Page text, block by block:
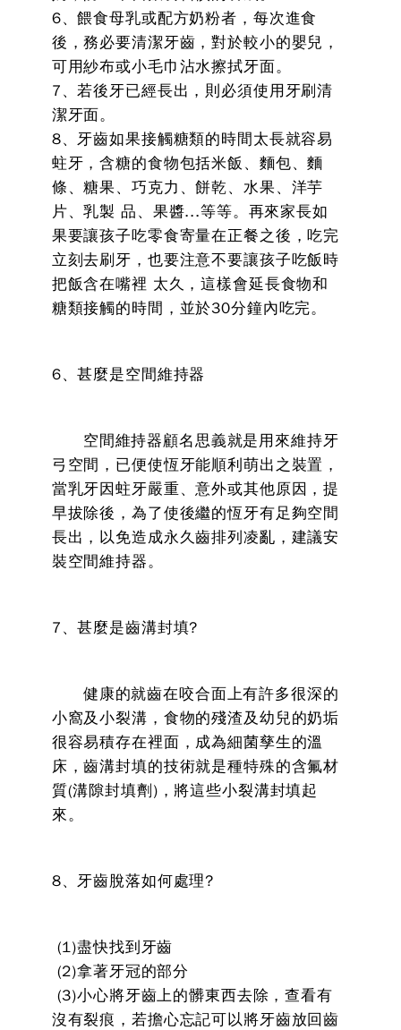
6、餵食母乳或配方奶粉者，每次進食
後，務必要清潔牙齒，對於較小的嬰兒，
可用紗布或小毛巾沾水擦拭牙面。
7、若後牙已經長出，則必須使用牙刷清
潔牙面。
8、牙齒如果接觸糖類的時間太長就容易
蛀牙，含糖的食物包括米飯、麵包、麵
條、糖果、巧克力、餅乾、水果、洋芋
片、乳製 品、果醬...等等。再來家長如
果要讓孩子吃零食寄量在正餐之後，吃完
立刻去刷牙，也要注意不要讓孩子吃飯時
把飯含在嘴裡 太久，這樣會延長食物和
糖類接觸的時間，並於30分鐘內吃完。
6、甚麼是空間維持器
空間維持器顧名思義就是用來維持牙
弓空間，已便使恆牙能順利萌出之裝置，
當乳牙因蛀牙嚴重、意外或其他原因，提
早拔除後，為了使後繼的恆牙有足夠空間
長出，以免造成永久齒排列凌亂，建議安
裝空間維持器。
7、甚麼是齒溝封填?
健康的就齒在咬合面上有許多很深的
小窩及小裂溝，食物的殘渣及幼兒的奶垢
很容易積存在裡面，成為細菌孳生的溫
床，齒溝封填的技術就是種特殊的含氟材
質(溝隙封填劑)，將這些小裂溝封填起
來。
8、牙齒脫落如何處理?
(1)盡快找到牙齒
(2)拿著牙冠的部分
(3)小心將牙齒上的髒東西去除，查看有
沒有裂痕，若擔心忘記可以將牙齒放回齒